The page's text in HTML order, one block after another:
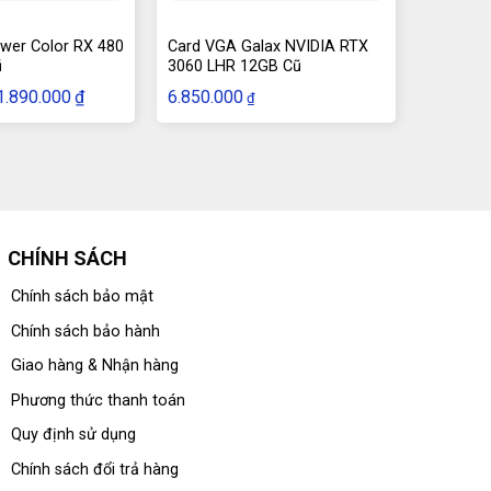
Color RX 480
₫Giá
hiện
tại
Card VGA Galax NVIDIA RTX
3060 LHR 12GB Cũ
6.850.000 ₫
SÁCH
Chính sách bảo mật
Chính sách bảo hành
Giao hàng & Nhận hàng
Phương thức thanh toán
Quy định sử dụng
Chính sách đổi trả hàng